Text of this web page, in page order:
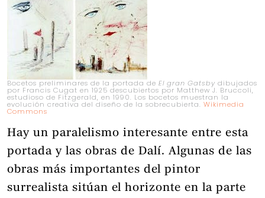
Bocetos preliminares de la portada de El gran Gatsby dibujados
por Francis Cugat en 1925 descubiertos por Matthew J. Bruccoli,
estudioso de Fitzgerald, en 1990. Los bocetos muestran la
evolución creativa del diseño de la sobrecubierta. Wikimedia
Commons
Hay un paralelismo interesante entre esta
portada y las obras de Dalí. Algunas de las
obras más importantes del pintor
surrealista sitúan el horizonte en la parte